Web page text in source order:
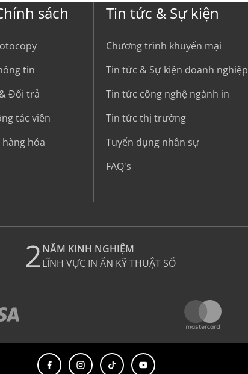
sách
tin
Đổi trả
tác viên
hóa
Tin tức & Sự kiện
Chương trình khuyến mại
Tin tức & Sự kiện doanh nghiệp
Tin tức công nghệ ngành in
Tin tức thị trường
Tuyển dụng nhân sự
FAQ's
2NĂM KINH NGHIỆM
LĨNH VỰC IN ẤN KỸ THUẬT SỐ